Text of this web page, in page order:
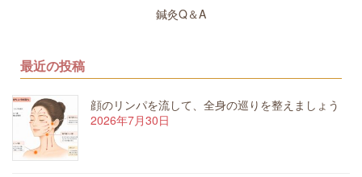
鍼灸Q＆A
最近の投稿
顔のリンパを流して、全身の巡りを整えましょう
2026年7月30日